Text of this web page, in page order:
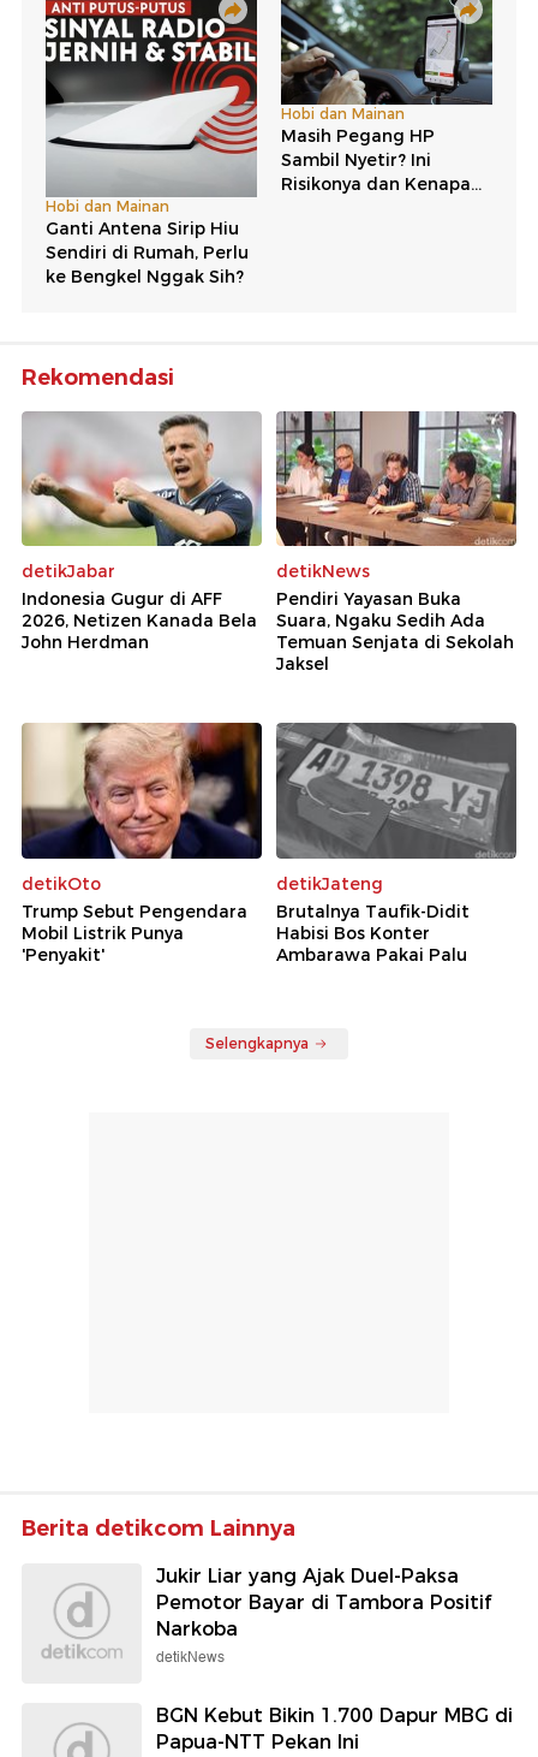
Rekomendasi
detikJabar
Indonesia Gugur di AFF
2026, Netizen Kanada Bela
John Herdman
detikNews
Pendiri Yayasan Buka
Suara, Ngaku Sedih Ada
Temuan Senjata di Sekolah
Jaksel
detikOto
Trump Sebut Pengendara
Mobil Listrik Punya
'Penyakit'
detikJateng
Brutalnya Taufik-Didit
Habisi Bos Konter
Ambarawa Pakai Palu
Selengkapnya
Berita detikcom Lainnya
Jukir Liar yang Ajak Duel-Paksa
Pemotor Bayar di Tambora Positif
Narkoba
detikNews
BGN Kebut Bikin 1.700 Dapur MBG di
Papua-NTT Pekan Ini